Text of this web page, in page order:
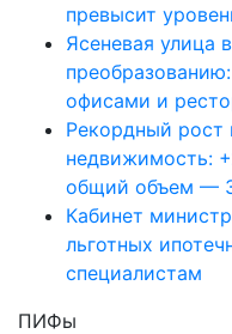
превысит
Ясеневая улица
офисами и
Рекордный рост
недвижимость:
общий объем —
Кабинет
льготных
специалистам
ПИФы